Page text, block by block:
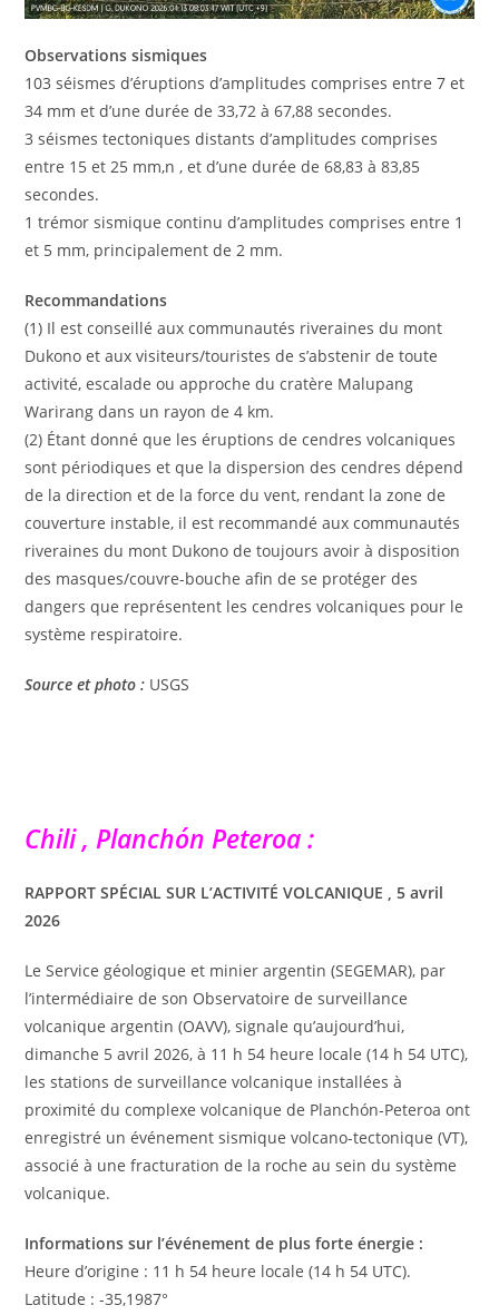
Observations sismiques
103 séismes d’éruptions d’amplitudes comprises entre 7 et
34 mm et d’une durée de 33,72 à 67,88 secondes.
3 séismes tectoniques distants d’amplitudes comprises
entre 15 et 25 mm,n , et d’une durée de 68,83 à 83,85
secondes.
1 trémor sismique continu d’amplitudes comprises entre 1
et 5 mm, principalement de 2 mm.
Recommandations
(1) Il est conseillé aux communautés riveraines du mont
Dukono et aux visiteurs/touristes de s’abstenir de toute
activité, escalade ou approche du cratère Malupang
Warirang dans un rayon de 4 km.
(2) Étant donné que les éruptions de cendres volcaniques
sont périodiques et que la dispersion des cendres dépend
de la direction et de la force du vent, rendant la zone de
couverture instable, il est recommandé aux communautés
riveraines du mont Dukono de toujours avoir à disposition
des masques/couvre-bouche afin de se protéger des
dangers que représentent les cendres volcaniques pour le
système respiratoire.
Source et photo : USGS
Chili , Planchón Peteroa :
RAPPORT SPÉCIAL SUR L’ACTIVITÉ VOLCANIQUE , 5 avril
2026
Le Service géologique et minier argentin (SEGEMAR), par
l’intermédiaire de son Observatoire de surveillance
volcanique argentin (OAVV), signale qu’aujourd’hui,
dimanche 5 avril 2026, à 11 h 54 heure locale (14 h 54 UTC),
les stations de surveillance volcanique installées à
proximité du complexe volcanique de Planchón-Peteroa ont
enregistré un événement sismique volcano-tectonique (VT),
associé à une fracturation de la roche au sein du système
volcanique.
Informations sur l’événement de plus forte énergie :
Heure d’origine : 11 h 54 heure locale (14 h 54 UTC).
Latitude : -35,1987°